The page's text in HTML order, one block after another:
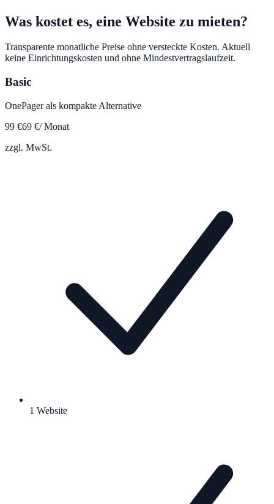
Was kostet es, eine Website zu mieten?
Transparente monatliche Preise ohne versteckte Kosten. Aktuell
keine Einrichtungskosten und ohne Mindestvertragslaufzeit.
Basic
OnePager als kompakte Alternative
99 €69 €/ Monat
zzgl. MwSt.
1 Website